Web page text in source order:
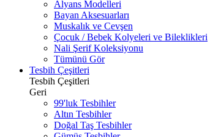
Alyans Modelleri
Bayan Aksesuarları
Muskalık ve Cevşen
Çocuk / Bebek Kolyeleri ve Bileklikleri
Nali Şerif Koleksiyonu
Tümünü Gör
Tesbih Çeşitleri
Tesbih Çeşitleri
Geri
99'luk Tesbihler
Altın Tesbihler
Doğal Taş Tesbihler